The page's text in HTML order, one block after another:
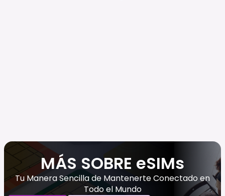
MÁS SOBRE eSIMs
Tu Manera Sencilla de Mantenerte Conectado en
Todo el Mundo